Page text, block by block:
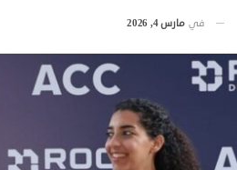
في مارس 4, 2026